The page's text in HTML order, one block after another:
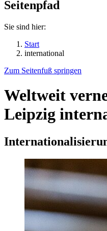
Seitenpfad
Sie sind hier:
Start
international
Zum Seitenfuß springen
Weltweit
Leipzig